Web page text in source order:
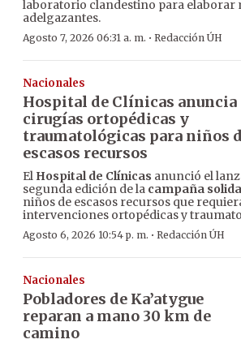
laboratorio clandestino para elaborar
adelgazantes.
Agosto 7, 2026 06:31 a. m. · Redacción ÚH
Nacionales
Hospital de Clínicas anuncia
cirugías ortopédicas y
traumatológicas para niños
escasos recursos
El Hospital de Clínicas anunció el
segunda edición de la campaña
niños de escasos recursos que
intervenciones ortopédicas y
Agosto 6, 2026 10:54 p. m. · Redacción ÚH
Nacionales
Pobladores de Ka’atygue
reparan a mano 30 km de
camino